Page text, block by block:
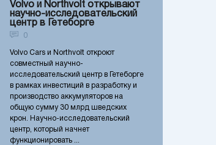
Volvo и Northvolt открывают
научно-исследовательский
центр в Гетеборге
0
Volvo Cars и Northvolt откроют
совместный научно-
исследовательский центр в Гетеборге
в рамках инвестиций в разработку и
производство аккумуляторов на
общую сумму 30 млрд шведских
крон. Научно-исследовательский
центр, который начнет
функционировать ...